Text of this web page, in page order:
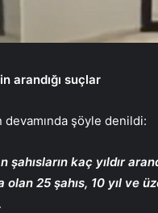
arandığı suçlar
devamında şöyle denildi:
şahısların kaç yıldır
25 şahıs, 10 yıl ve